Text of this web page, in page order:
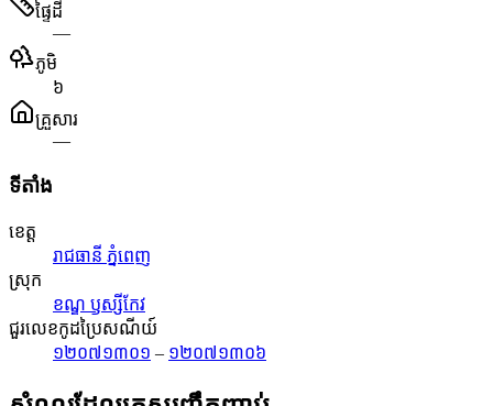
ផ្ទៃដី
—
ភូមិ
៦
គ្រួសារ
—
ទីតាំង
ខេត្ត
រាជធានី ភ្នំពេញ
ស្រុក
ខណ្ឌ ឫស្សីកែវ
ជួរលេខកូដប្រៃសណីយ៍
១២០៧១៣០១ – ១២០៧១៣០៦